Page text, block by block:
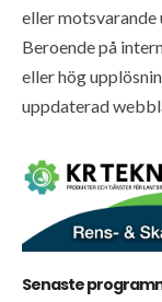
eller motsvarande
Beroende på
eller hög
uppdaterad
Senaste